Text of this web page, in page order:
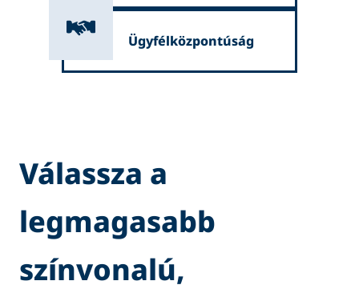
Ügyfélközpontúság
Válassza a
legmagasabb
színvonalú,